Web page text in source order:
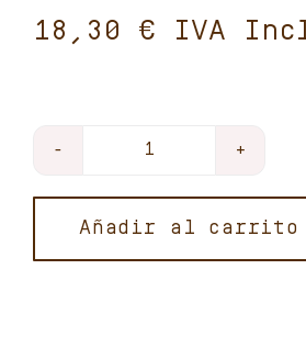
€
de
pollo
ecológico
Añadir al carrito